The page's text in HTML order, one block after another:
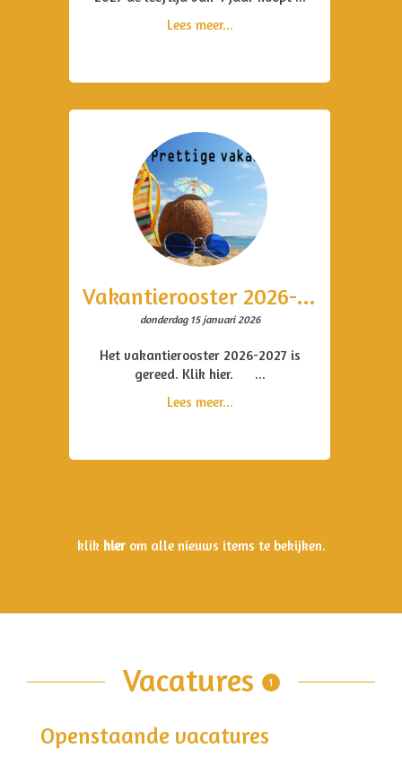
Lees meer...
Vakantierooster 2026-2027
donderdag 15 januari 2026
Het vakantierooster 2026-2027 is
gereed. Klik hier. ...
Lees meer...
klik hierom alle nieuws items te bekijken.
Vacatures 1
Openstaande vacatures